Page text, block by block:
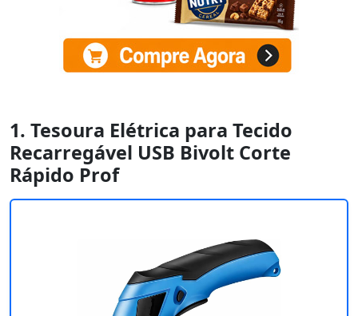
1. Tesoura Elétrica para Tecido
Recarregável USB Bivolt Corte
Rápido Prof